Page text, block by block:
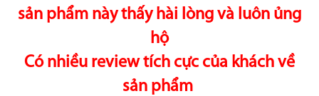
sản phẩm này thấy hài lòng và luôn ủng
hộ
Có nhiều review tích cực của khách về
sản phẩm